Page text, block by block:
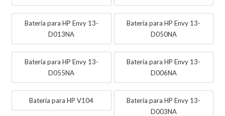
Batería para HP Envy 13-
D013NA
Batería para HP Envy 13-
D050NA
Batería para HP Envy 13-
D055NA
Batería para HP Envy 13-
D006NA
Batería para HP V104
Batería para HP Envy 13-
D003NA